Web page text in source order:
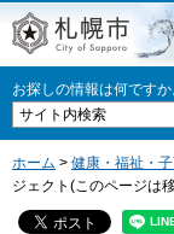
札幌市
お探しの情報は何ですか
ホーム > 健康・福祉・
ジェクト(このページは